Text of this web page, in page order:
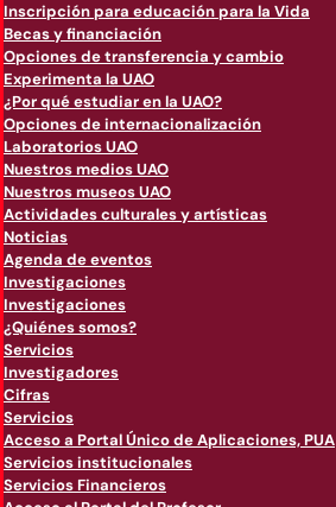
Inscripción para educación para la Vida
Becas y financiación
Opciones de transferencia y cambio
Experimenta la UAO
¿Por qué estudiar en la UAO?
Opciones de internacionalización
Laboratorios UAO
Nuestros medios UAO
Nuestros museos UAO
Actividades culturales y artísticas
Noticias
Agenda de eventos
Investigaciones
Investigaciones
¿Quiénes somos?
Servicios
Investigadores
Cifras
Servicios
Acceso a Portal Único de Aplicaciones, PUA
Servicios institucionales
Servicios Financieros